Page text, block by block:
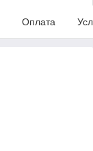
Оплата